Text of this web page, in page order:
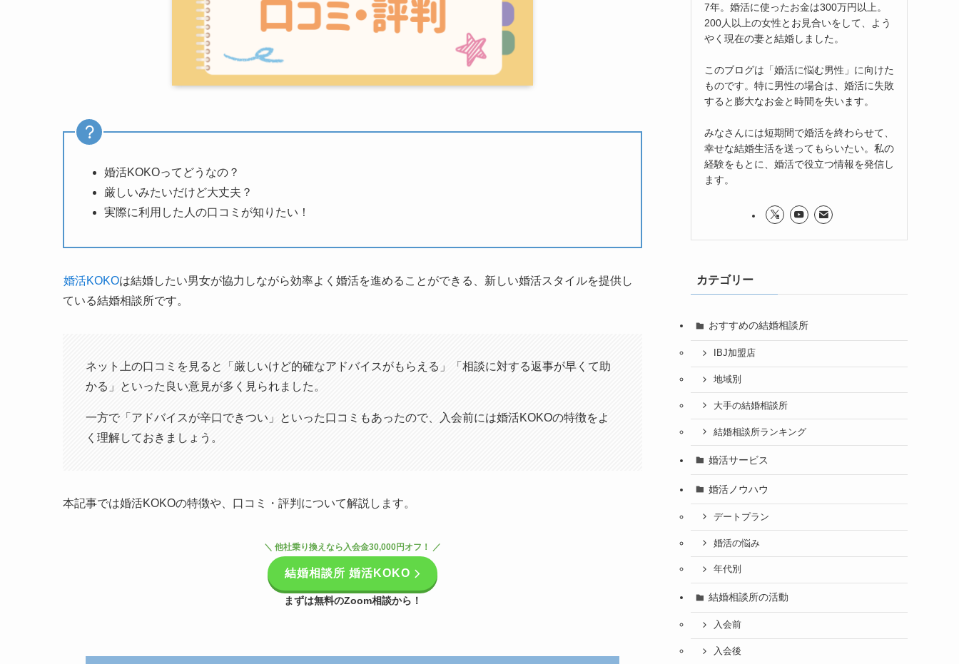
婚活KOKOってどうなの？
厳しいみたいだけど大丈夫？
実際に利用した人の口コミが知りたい！
婚活KOKOは結婚したい男女が協力しながら効率よく婚活を進めることができる、新しい婚活スタイルを提供し
ている結婚相談所です。
ネット上の口コミを見ると「厳しいけど的確なアドバイスがもらえる」「相談に対する返事が早くて助
かる」といった良い意見が多く見られました。
一方で「アドバイスが辛口できつい」といった口コミもあったので、入会前には婚活KOKOの特徴をよ
く理解しておきましょう。
本記事では婚活KOKOの特徴や、口コミ・評判について解説します。
＼ 他社乗り換えなら入会金30,000円オフ！ ／
結婚相談所 婚活KOKO
まずは無料のZoom相談から！
7年。婚活に使ったお金は300万円以上。
200人以上の女性とお見合いをして、よう
やく現在の妻と結婚しました。
このブログは「婚活に悩む男性」に向けた
ものです。特に男性の場合は、婚活に失敗
すると膨大なお金と時間を失います。
みなさんには短期間で婚活を終わらせて、
幸せな結婚生活を送ってもらいたい。私の
経験をもとに、婚活で役立つ情報を発信し
ます。
カテゴリー
おすすめの結婚相談所
IBJ加盟店
地域別
大手の結婚相談所
結婚相談所ランキング
婚活サービス
婚活ノウハウ
デートプラン
婚活の悩み
年代別
結婚相談所の活動
入会前
入会後